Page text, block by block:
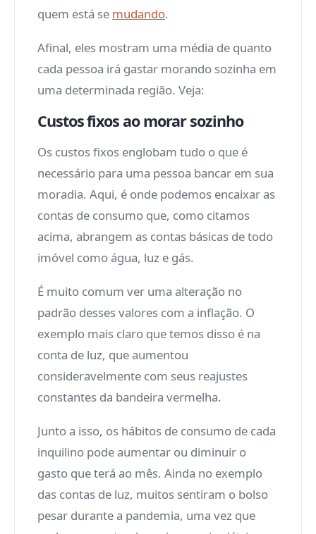
quem está se mudando.
Afinal, eles mostram uma média de quanto
cada pessoa irá gastar morando sozinha em
uma determinada região. Veja:
Custos fixos ao morar sozinho
Os custos fixos englobam tudo o que é
necessário para uma pessoa bancar em sua
moradia. Aqui, é onde podemos encaixar as
contas de consumo que, como citamos
acima, abrangem as contas básicas de todo
imóvel como água, luz e gás.
É muito comum ver uma alteração no
padrão desses valores com a inflação. O
exemplo mais claro que temos disso é na
conta de luz, que aumentou
consideravelmente com seus reajustes
constantes da bandeira vermelha.
Junto a isso, os hábitos de consumo de cada
inquilino pode aumentar ou diminuir o
gasto que terá ao mês. Ainda no exemplo
das contas de luz, muitos sentiram o bolso
pesar durante a pandemia, uma vez que